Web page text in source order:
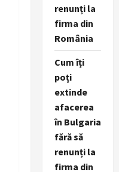
renunți la
firma din
România
Cum îți
poți
extinde
afacerea
în Bulgaria
fără să
renunți la
firma din